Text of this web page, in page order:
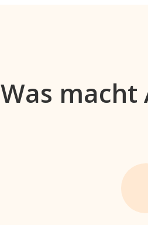
Was macht